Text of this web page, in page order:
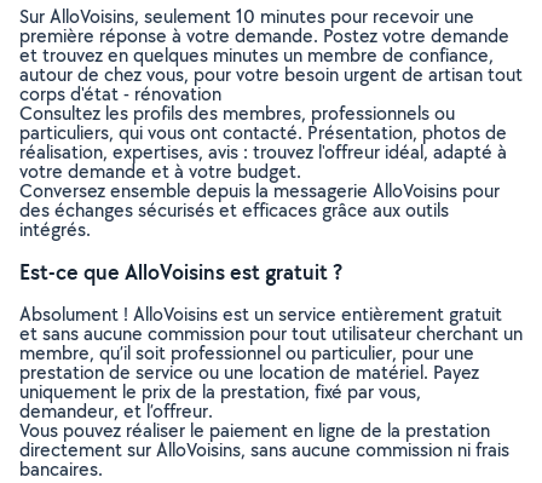
Sur AlloVoisins, seulement 10 minutes pour recevoir une
première réponse à votre demande. Postez votre demande
et trouvez en quelques minutes un membre de confiance,
autour de chez vous, pour votre besoin urgent de artisan tout
corps d'état - rénovation
Consultez les profils des membres, professionnels ou
particuliers, qui vous ont contacté. Présentation, photos de
réalisation, expertises, avis : trouvez l'offreur idéal, adapté à
votre demande et à votre budget.
Conversez ensemble depuis la messagerie AlloVoisins pour
des échanges sécurisés et efficaces grâce aux outils
intégrés.
Est-ce que AlloVoisins est gratuit ?
Absolument ! AlloVoisins est un service entièrement gratuit
et sans aucune commission pour tout utilisateur cherchant un
membre, qu’il soit professionnel ou particulier, pour une
prestation de service ou une location de matériel. Payez
uniquement le prix de la prestation, fixé par vous,
demandeur, et l’offreur.
Vous pouvez réaliser le paiement en ligne de la prestation
directement sur AlloVoisins, sans aucune commission ni frais
bancaires.